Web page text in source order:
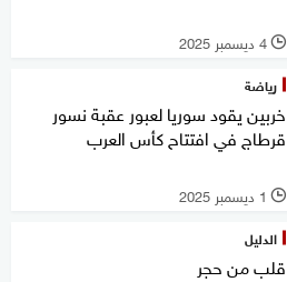
l 4 ديسمبر 2025
رياضة
خربين يقود سوريا لعبور عقبة نسور
قرطاج في افتتاح كأس العرب
l 1 ديسمبر 2025
الدليل
قلب من حجر